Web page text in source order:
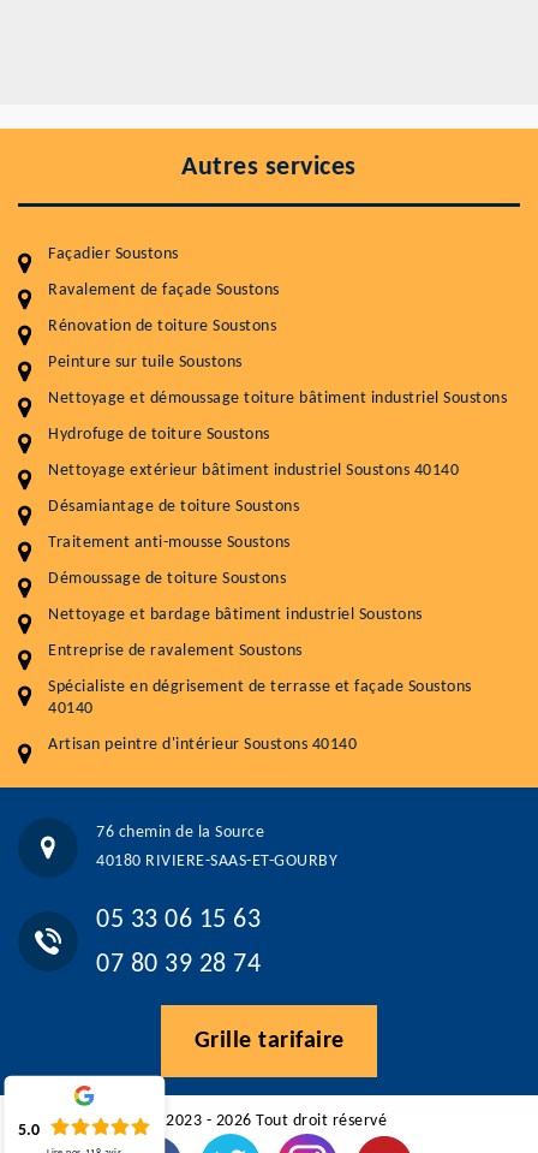
Autres services
Façadier Soustons
Ravalement de façade Soustons
Rénovation de toiture Soustons
Peinture sur tuile Soustons
Nettoyage et démoussage toiture bâtiment industriel Soustons
Hydrofuge de toiture Soustons
Nettoyage extérieur bâtiment industriel Soustons 40140
Désamiantage de toiture Soustons
Traitement anti-mousse Soustons
Démoussage de toiture Soustons
Nettoyage et bardage bâtiment industriel Soustons
Entreprise de ravalement Soustons
Spécialiste en dégrisement de terrasse et façade Soustons
40140
Artisan peintre d'intérieur Soustons 40140
76 chemin de la Source
40180 RIVIERE-SAAS-ET-GOURBY
05 33 06 15 63
07 80 39 28 74
Grille tarifaire
Entretenir votre toiture, c'est préserver sa
durabilité
Plus de 15 ans d'expérience en couverture et facade
Service
Nettoyageb toiture
Démoussage toiture
Traitement hydrofuge toiture
Prix au m²
Artisant local recommander
76 chemin de la Source 40180 RIVIERE-SAAS-ET-GOURBY
©2023 - 2026 Tout droit réservé
5.0